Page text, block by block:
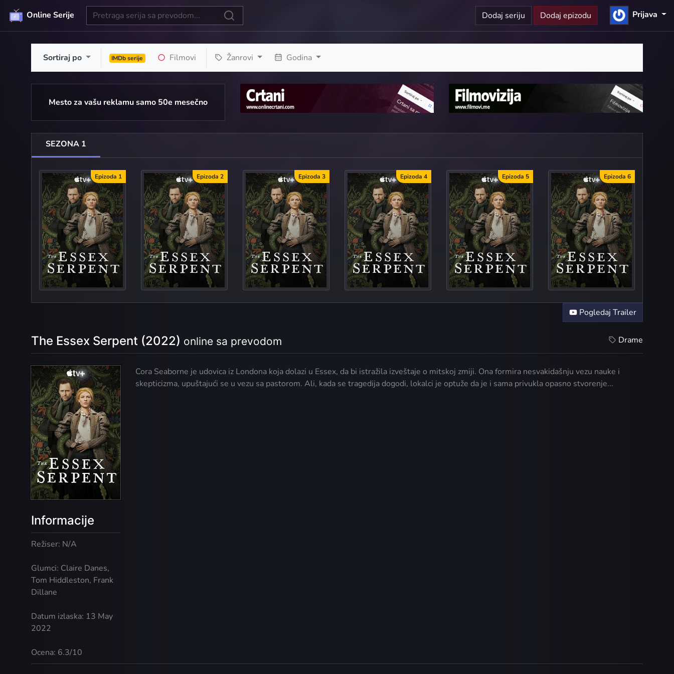
Online Serije Dodaj seriju Dodaj epizodu Prijava
Sortiraj po IMDb serije Filmovi Žanrovi Godina
Mesto za vašu reklamu samo 50e mesečno
SEZONA 1
Epizoda 1
The Bla
Epizoda 2
Matters of th
Epizoda 3 Epizoda 4
Everything
Epizoda 5
I Break
Epizoda 6
Su
Pogledaj Trailer
Drame
The Essex Serpent (2022) online sa prevodom
Informacije
Režiser: N/A
Glumci: Claire Danes,
Tom Hiddleston, Frank
Dillane
Datum izlaska: 13 May
2022
Ocena: 6.3/10
Cora Seaborne je udovica iz Londona koja dolazi u Essex, da bi istražila izveštaje o mitskoj zmiji. Ona formira nesvakidašnju vezu nauke i
skepticizma, upuštajući se u vezu sa pastorom. Ali, kada se tragedija dogodi, lokalci je optuže da je i sama privukla opasno stvorenje...